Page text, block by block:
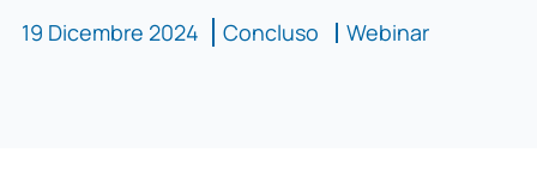
19 Dicembre 2024 Concluso Webinar